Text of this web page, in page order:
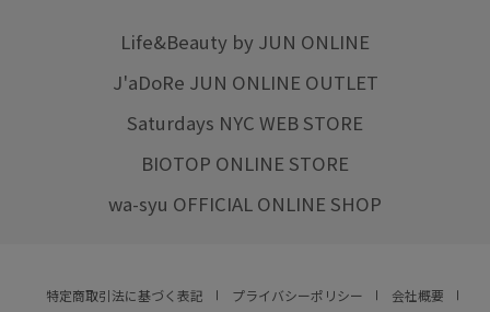
Life&Beauty by JUN ONLINE
J'aDoRe JUN ONLINE OUTLET
Saturdays NYC WEB STORE
BIOTOP ONLINE STORE
wa-syu OFFICIAL ONLINE SHOP
特定商取引法に基づく表記 プライバシーポリシー
会社概要